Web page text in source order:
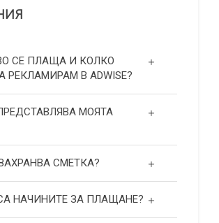
СЕ ПЛАЩА И КОЛКО
РЕКЛАМИРАМ В ADWISE?
МОЯТА
СМЕТКА?
НАЧИНИТЕ ЗА ПЛАЩАНЕ?